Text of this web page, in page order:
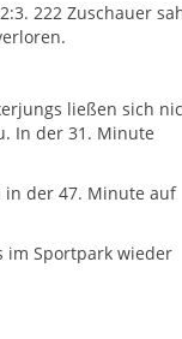
222 Zuschauer
ließen sich
In der 31. Minute
in der 47. Minute auf
im Sportpark wieder